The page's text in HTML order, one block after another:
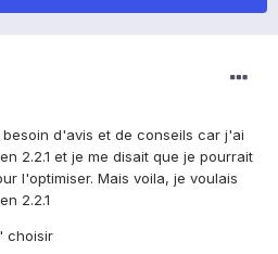
d'avis et de conseils car j'ai
2.2.1 et je me disait que je pourrait
l'optimiser. Mais voila, je voulais
2.2.1
choisir